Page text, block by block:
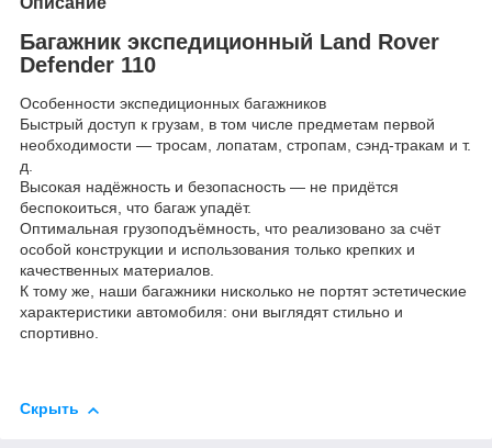
Багажник экспедиционный Land Rover
Defender 110
Особенности экспедиционных багажников
Быстрый доступ к грузам, в том числе предметам первой
необходимости — тросам, лопатам, стропам, сэнд-тракам и т.
д.
Высокая надёжность и безопасность — не придётся
беспокоиться, что багаж упадёт.
Оптимальная грузоподъёмность, что реализовано за счёт
особой конструкции и использования только крепких и
качественных материалов.
К тому же, наши багажники нисколько не портят эстетические
характеристики автомобиля: они выглядят стильно и
спортивно.
Скрыть